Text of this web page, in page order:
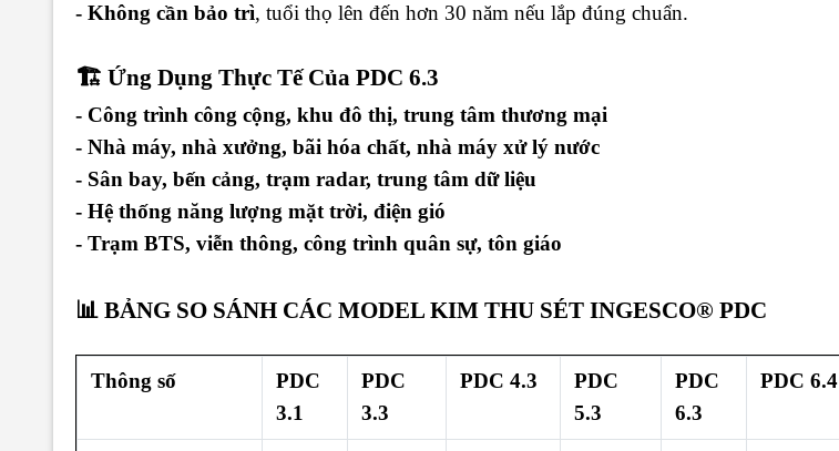
- Không cần bảo trì, tuổi thọ lên đến hơn 30 năm nếu lắp đúng chuẩn.
🏗 Ứng Dụng Thực Tế Của PDC 6.3
- Công trình công cộng, khu đô thị, trung tâm thương mại
- Nhà máy, nhà xưởng, bãi hóa chất, nhà máy xử lý nước
- Sân bay, bến cảng, trạm radar, trung tâm dữ liệu
- Hệ thống năng lượng mặt trời, điện gió
- Trạm BTS, viễn thông, công trình quân sự, tôn giáo
📊 BẢNG SO SÁNH CÁC MODEL KIM THU SÉT INGESCO® PDC
Thông số
PDC
3.1
PDC
3.3
PDC 4.3
PDC
5.3
PDC
6.3
PDC 6.4